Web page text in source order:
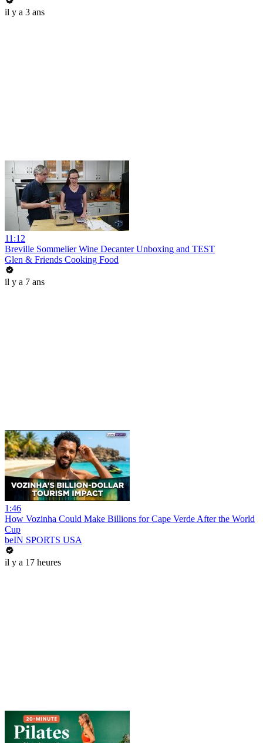
il y a 3 ans
11:12
Breville Sommelier Wine Decanter Unboxing and TEST
Glen & Friends Cooking Food
il y a 7 ans
1:46
How Vozinha Could Make Billions for Cape Verde After the World
Cup
beIN SPORTS USA
il y a 17 heures